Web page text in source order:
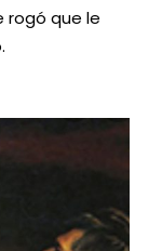
rogó que le